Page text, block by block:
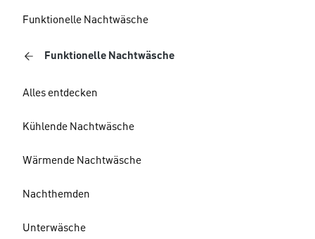
Funktionelle Nachtwäsche
Funktionelle Nachtwäsche
Alles entdecken
Kühlende Nachtwäsche
Wärmende Nachtwäsche
Nachthemden
Unterwäsche